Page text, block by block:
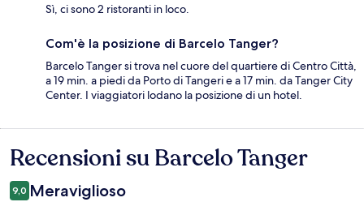
Sì, ci sono 2 ristoranti in loco.
Com'è la posizione di Barcelo Tanger?
Barcelo Tanger si trova nel cuore del quartiere di Centro Città,
a 19 min. a piedi da Porto di Tangeri e a 17 min. da Tanger City
Center. I viaggiatori lodano la posizione di un hotel.
Recensioni
Recensioni su Barcelo Tanger
9,0 Meraviglioso